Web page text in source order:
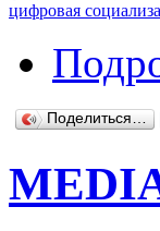
цифровая
Поделиться…